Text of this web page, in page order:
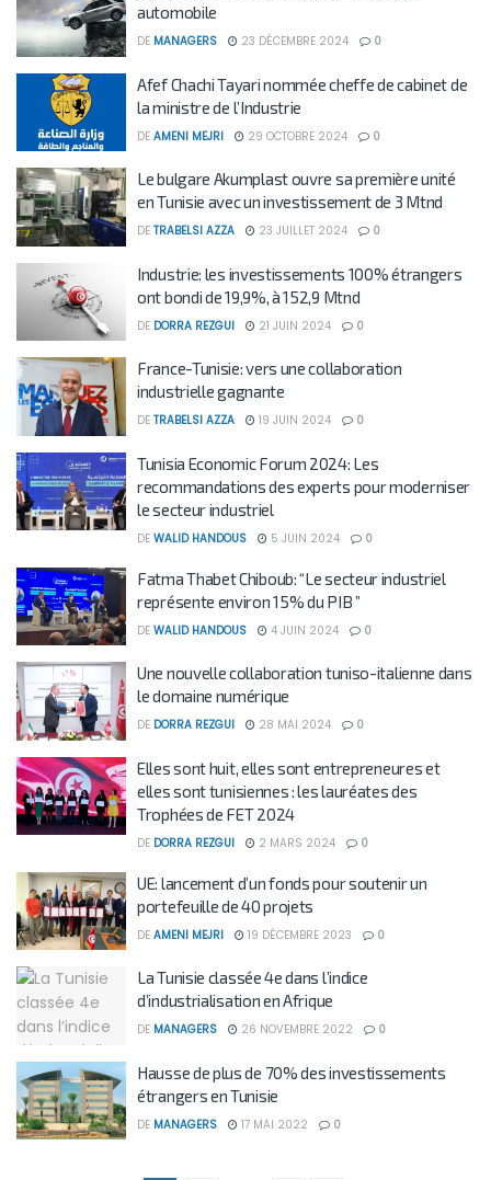
automobile
DE MANAGERS 23 DÉCEMBRE 2024 0
Afef Chachi Tayari nommée cheffe de cabinet de
la ministre de l’Industrie
DE AMENI MEJRI 29 OCTOBRE 2024 0
Le bulgare Akumplast ouvre sa première unité
en Tunisie avec un investissement de 3 Mtnd
DE TRABELSI AZZA 23 JUILLET 2024 0
Industrie: les investissements 100% étrangers
ont bondi de 19,9%, à 152,9 Mtnd
DE DORRA REZGUI 21 JUIN 2024 0
France-Tunisie: vers une collaboration
industrielle gagnante
DE TRABELSI AZZA 19 JUIN 2024 0
Tunisia Economic Forum 2024: Les
recommandations des experts pour moderniser
le secteur industriel
DE WALID HANDOUS 5 JUIN 2024 0
Fatma Thabet Chiboub: “Le secteur industriel
représente environ 15% du PIB ”
DE WALID HANDOUS 4 JUIN 2024 0
Une nouvelle collaboration tuniso-italienne dans
le domaine numérique
DE DORRA REZGUI 28 MAI 2024 0
Elles sont huit, elles sont entrepreneures et
elles sont tunisiennes : les lauréates des
Trophées de FET 2024
DE DORRA REZGUI 2 MARS 2024 0
UE: lancement d’un fonds pour soutenir un
portefeuille de 40 projets
DE AMENI MEJRI 19 DÉCEMBRE 2023 0
La Tunisie classée 4e dans l’indice
d’industrialisation en Afrique
DE MANAGERS 26 NOVEMBRE 2022 0
Hausse de plus de 70% des investissements
étrangers en Tunisie
DE MANAGERS 17 MAI 2022 0